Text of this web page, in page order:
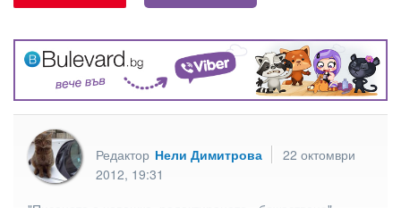
Редактор Нели Димитрова
22 октомври
2012, 19:31